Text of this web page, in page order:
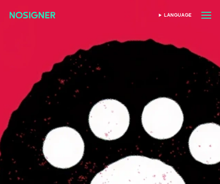
首页 SELECT LANGUAGE
LANGUAGE